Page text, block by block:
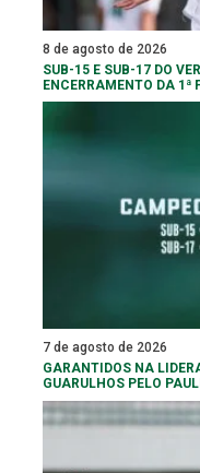
8 de agosto de 2026
SUB-15 E SUB-17 DO
ENCERRAMENTO DA 1ª
7 de agosto de 2026
GARANTIDOS NA
GUARULHOS PELO